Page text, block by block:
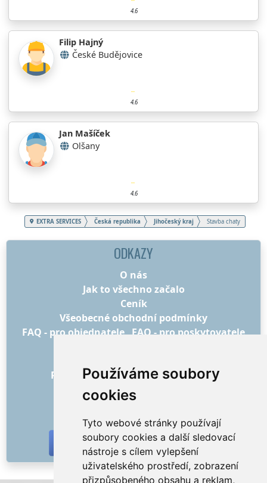
Používáme soubory
cookies
Tyto webové stránky používají
soubory cookies a další sledovací
nástroje s cílem vylepšení
uživatelského prostředí, zobrazení
přizpůsobeného obsahu a reklam,
4.6
Filip Hajný
České Budějovice
4.6
Jan Mašíček
Olšany
4.6
EXTRA SERVICES Česká republika Jihočeský kraj Stavba chaty
ODKAZY
O nás
Jak to všechno začalo
Ceník
Všeobecné obchodní podmínky
FAQ - pro objednatele FAQ - pro poskytovatele
Recenze objednávek s hodnocením
Kontakt
SOCIÁLNÍ SÍTĚ